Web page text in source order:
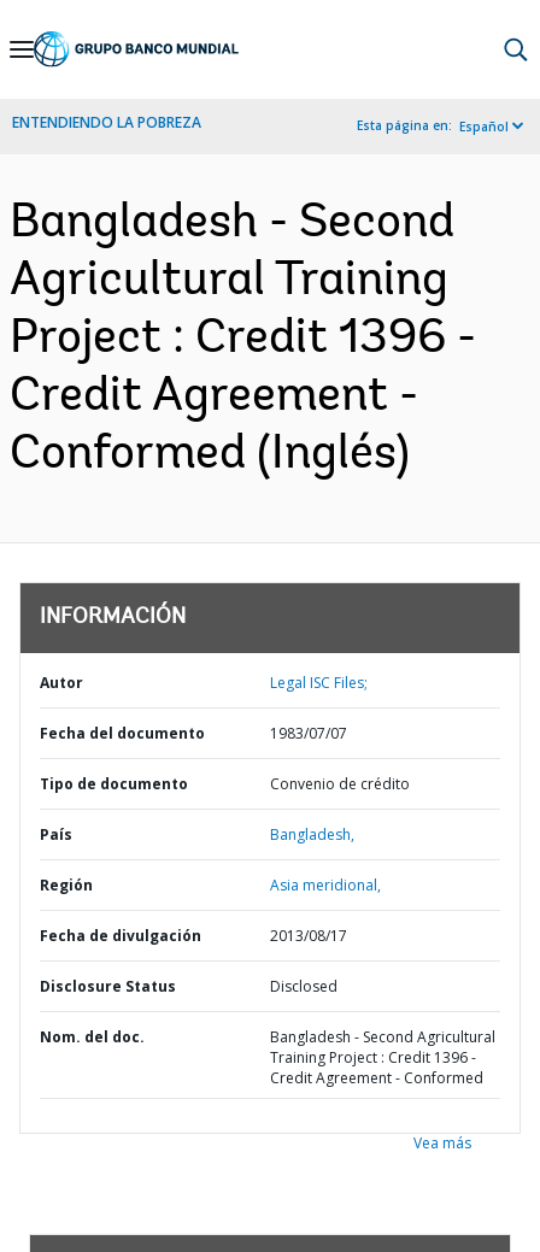
Skip
Navigation
ENTENDIENDO LA POBREZA Esta página en: Español
Bangladesh - Second
Agricultural Training
Project : Credit 1396 -
Credit Agreement -
Conformed (Inglés)
INFORMACIÓN
Autor Legal ISC Files;
Fecha del documento 1983/07/07
Tipo de documento Convenio de crédito
País Bangladesh,
Región Asia meridional,
Fecha de divulgación 2013/08/17
Disclosure Status Disclosed
Nom. del doc.
Bangladesh - Second Agricultural
Training Project : Credit 1396 -
Credit Agreement - Conformed
Vea más